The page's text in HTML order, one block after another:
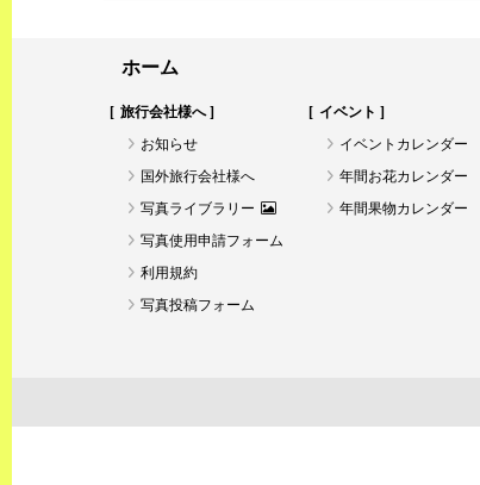
ホーム
旅行会社様へ
お知らせ
国外旅行会社様へ
写真ライブラリー
写真使用申請フォーム
利用規約
写真投稿フォーム
イベント
イベントカレンダー
年間お花カレンダー
年間果物カレンダー